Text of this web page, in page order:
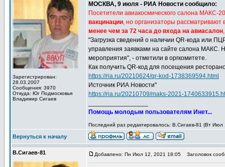
Зарегистрирован:
28.03.2007
Сообщения: 3970
Откуда: Юг Подмосковья
Владимир Сигаев
МОСКВА, 9 июля - РИА Новости сообщило:
Посетители авиакосмического салона МАКС-
вакцинации, но организаторы рассматривают
менее чем за 72 часа до входа на авиасалон
"Загрузка сведений о наличии QR-кода или
управления заявками на сайте салона МАКС.
мероприятия", - отметили в оргкомитете.
Как получить QR-код для посещения
https://ria.ru/20210624/qr-kod-1738369594.html
Источник РИА Новости"
https://ria.ru/20210709/maks-2021-
Помощь молодым пользователям Инет...
Последний раз редактировалось: В.Сигаев-81 (Вт Июл
Вернуться к началу
В.Сигаев-81 Добавлено: Пн Июл 12, 2021 18:05 Заголовок